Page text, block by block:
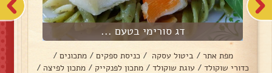
דג סורימי בטעם ...
מפת אתר / ביטול עסקה / כניסת ספקים / מתכונים /
כדורי שוקולד / עוגת שוקולד / מתכון לפנקייק / מתכון לפיצה /